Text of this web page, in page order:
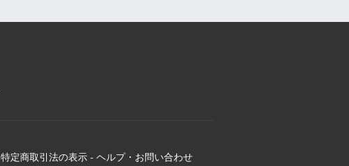
特定商取引法の表示 - ヘルプ・お問い合わせ